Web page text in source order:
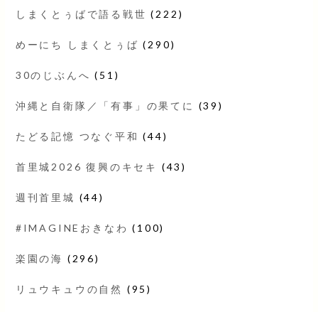
しまくとぅばで語る戦世 (222)
めーにち しまくとぅば (290)
30のじぶんへ (51)
沖縄と自衛隊／「有事」の果てに (39)
たどる記憶 つなぐ平和 (44)
首里城2026 復興のキセキ (43)
週刊首里城 (44)
#IMAGINEおきなわ (100)
楽園の海 (296)
リュウキュウの自然 (95)